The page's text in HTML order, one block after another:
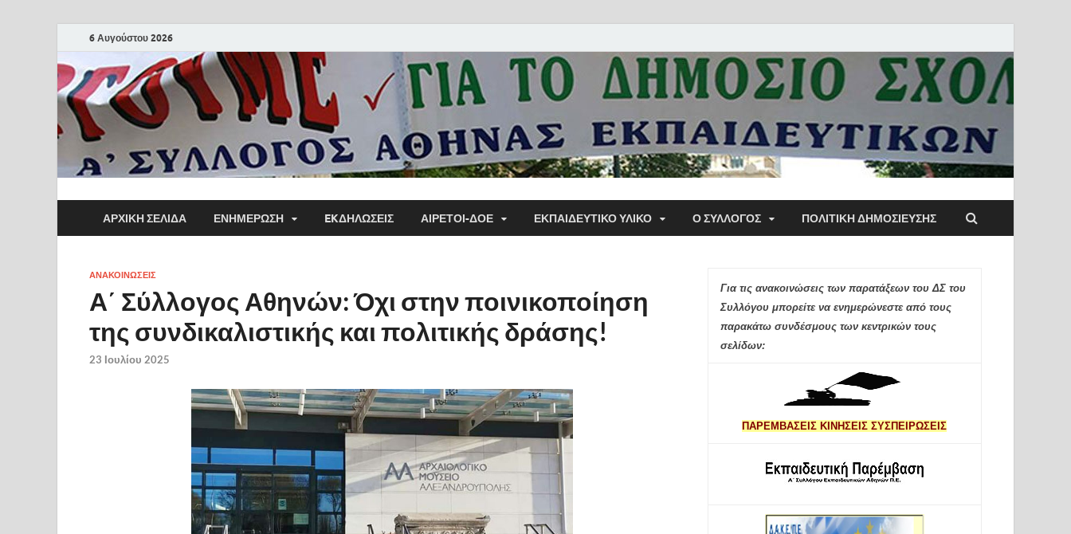
6 Αυγούστου 2026
Α΄ Σύλλογος Αθηνών
Εκπαιδευτικών Π.Ε.
ΑΡΧΙΚΗ ΣΕΛΙΔΑ ΕΝΗΜΕΡΩΣΗ EKΔΗΛΩΣΕΙΣ ΑΙΡΕΤΟΙ-ΔΟΕ ΕΚΠΑΙΔΕΥΤΙΚΌ ΥΛΙΚΌ Ο ΣΥΛΛΟΓΟΣ ΠΟΛΙΤΙΚΉ ΔΗΜΟΣΊΕΥΣΗΣ
ΑΝΑΚΟΙΝΩΣΕΙΣ
Α΄ Σύλλογος Αθηνών: Όχι στην ποινικοποίηση
της συνδικαλιστικής και πολιτικής δράσης!
23 Ιουλίου 2025
Για τις ανακοινώσεις των παρατάξεων του ΔΣ του
Συλλόγου μπορείτε να ενημερώνεστε από τους
παρακάτω συνδέσμους των κεντρικών τους
σελίδων:
ΠΑΡΕΜΒΑΣΕΙΣ ΚΙΝΗΣΕΙΣ ΣΥΣΠΕΙΡΩΣΕΙΣ